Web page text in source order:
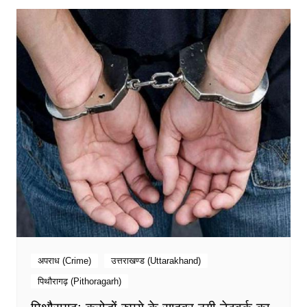
अपराध (Crime)
उत्तराखण्ड (Uttarakhand)
पिथौरागढ़ (Pithoragarh)